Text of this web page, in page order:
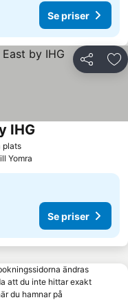
Se priser
Dela
plats
IHG
Yomra
Se priser
ändras
att du inte hittar exakt
du hamnar på